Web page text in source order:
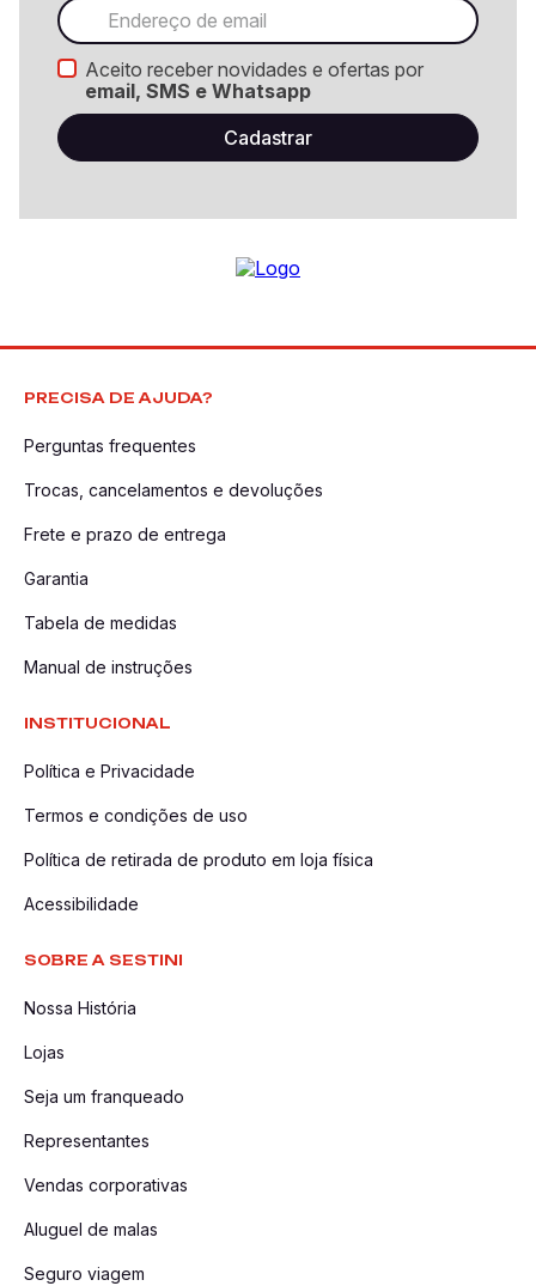
Aceito receber novidades e ofertas por
email, SMS e Whatsapp
PRECISA DE AJUDA?
Perguntas frequentes
Trocas, cancelamentos e devoluções
Frete e prazo de entrega
Garantia
Tabela de medidas
Manual de instruções
INSTITUCIONAL
Política e Privacidade
Termos e condições de uso
Política de retirada de produto em loja física
Acessibilidade
SOBRE A SESTINI
Nossa História
Lojas
Seja um franqueado
Representantes
Vendas corporativas
Aluguel de malas
Seguro viagem